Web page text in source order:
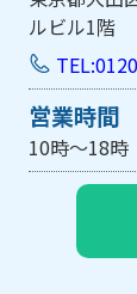
手前ビル103
営業時間
10時～18時